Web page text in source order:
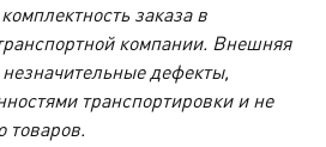
заказа в
компании. Внешняя
дефекты,
транспортировки и не
товаров.